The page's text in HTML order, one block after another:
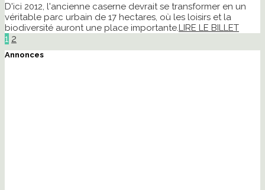
D'ici 2012, l'ancienne caserne devrait se transformer en un
véritable parc urbain de 17 hectares, où les loisirs et la
biodiversité auront une place importante.LIRE LE BILLET
1 2
Annonces